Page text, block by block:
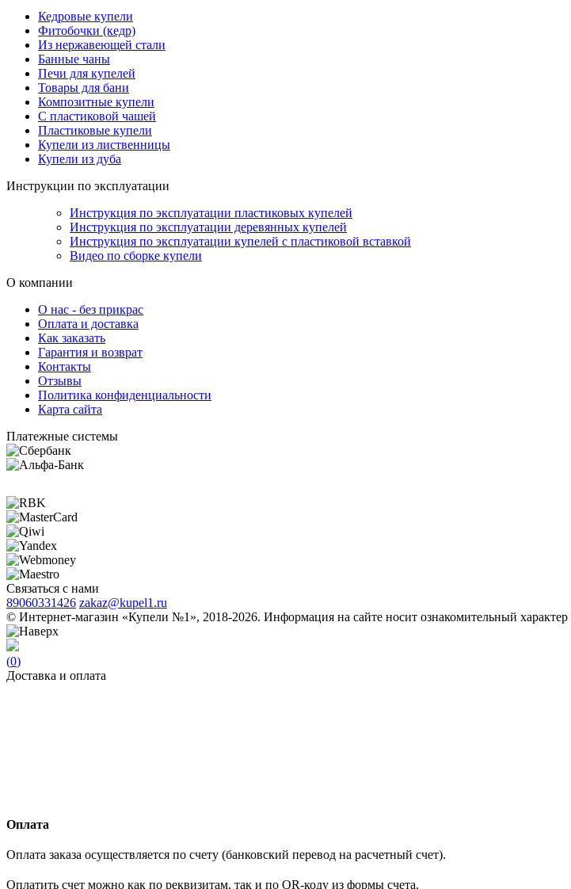
Кедровые купели
Фитобочки (кедр)
Из нержавеющей стали
Банные чаны
Печи для купелей
Товары для бани
Композитные купели
С пластиковой чашей
Пластиковые купели
Купели из лиственницы
Купели из дуба
Инструкции по эксплуатации
Инструкция по эксплуатации пластиковых купелей
Инструкция по эксплуатации деревянных купелей
Инструкция по эксплуатации купелей с пластиковой вставкой
Видео по сборке купели
О компании
О нас - без прикрас
Оплата и доставка
Как заказать
Гарантия и возврат
Контакты
Отзывы
Политика конфиденциальности
Карта сайта
Платежные системы
Связаться с нами
89060331426 zakaz@kupel1.ru
© Интернет-магазин «Купели №1», 2018-2026. Информация на сайте носит ознакомительный характер
(0)
Доставка и оплата
Оплата
Оплата заказа осуществляется по счету (банковский перевод на расчетный счет).
Оплатить счет можно как по реквизитам, так и по QR-коду из формы счета.